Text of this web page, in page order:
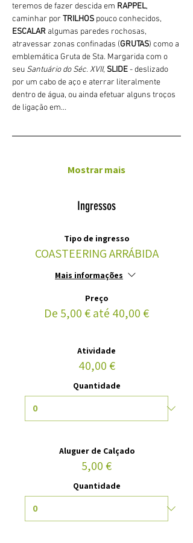
teremos de fazer descida em RAPPEL,
caminhar por TRILHOS pouco conhecidos,
ESCALAR algumas paredes rochosas,
atravessar zonas confinadas (GRUTAS) como a
emblemática Gruta de Sta. Margarida com o
seu Santuário do Séc. XVII, SLIDE - deslizado
por um cabo de aço e aterrar literalmente
dentro de água, ou ainda efetuar alguns troços
de ligação em…
Mostrar mais
Ingressos
Tipo de ingresso
COASTEERING ARRÁBIDA
Mais informações
Preço
De 5,00 € até 40,00 €
Atividade
40,00 €
Quantidade
Aluguer de Calçado
5,00 €
Quantidade